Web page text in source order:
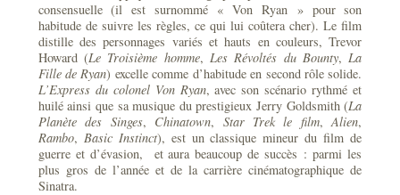
consensuelle (il est surnommé « Von Ryan » pour son
habitude de suivre les règles, ce qui lui coûtera cher). Le film
distille des personnages variés et hauts en couleurs, Trevor
Howard (Le Troisième homme, Les Révoltés du Bounty,La
Fille de Ryan) excelle comme d’habitude en second rôle solide.
L’Express du colonel Von Ryan, avec son scénario rythmé et
huilé ainsi que sa musique du prestigieux Jerry Goldsmith (La
Planète des Singes, Chinatown, Star Trek le film,Alien,
Rambo, Basic Instinct), est un classique mineur du film de
guerre et d’évasion, et aura beaucoup de succès : parmi les
plus gros de l’année et de la carrière cinématographique de
Sinatra.